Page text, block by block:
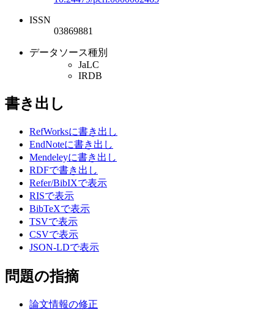
ISSN
03869881
データソース種別
JaLC
IRDB
書き出し
RefWorksに書き出し
EndNoteに書き出し
Mendeleyに書き出し
RDFで書き出し
Refer/BibIXで表示
RISで表示
BibTeXで表示
TSVで表示
CSVで表示
JSON-LDで表示
問題の指摘
論文情報の修正